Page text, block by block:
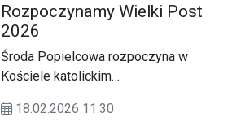
Rozpoczynamy Wielki Post
2026
Środa Popielcowa rozpoczyna w
Kościele katolickim
Postu - czas pokuty i pojednania.
18.02.2026 11:30